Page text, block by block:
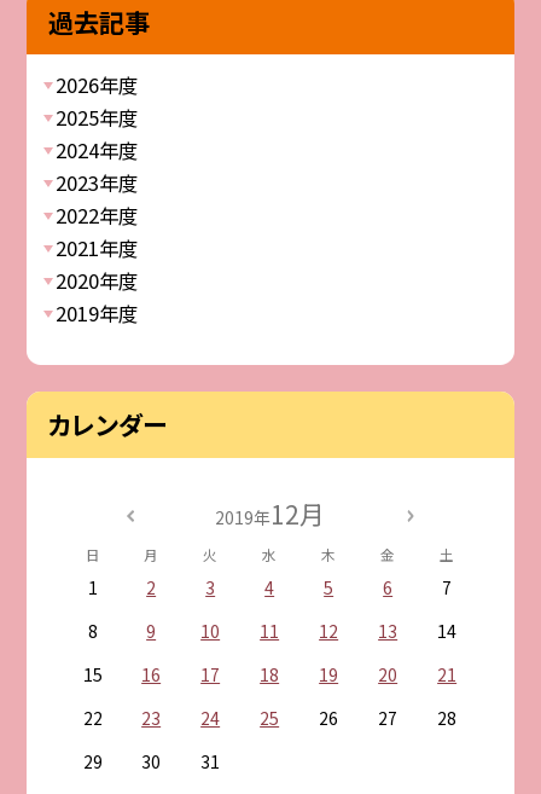
過去記事
2026年度
2025年度
2024年度
2023年度
2022年度
2021年度
2020年度
2019年度
カレンダー
2019年12月
日 月 火 水 木 金 土
1 2 3 4 5 6
7
8
9 10 11 12 13
14
15
16 17 18 19 20
21
22
23 24 25 26 27
28
29
30 31